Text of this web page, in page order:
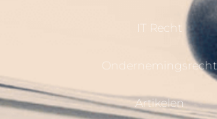
IT Recht
Ondernemingsrecht
Artikelen